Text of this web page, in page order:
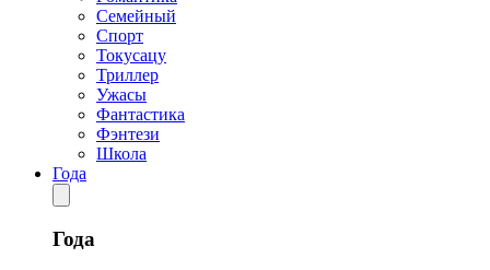
Семейный
Спорт
Токусацу
Триллер
Ужасы
Фантастика
Фэнтези
Школа
Года
Года